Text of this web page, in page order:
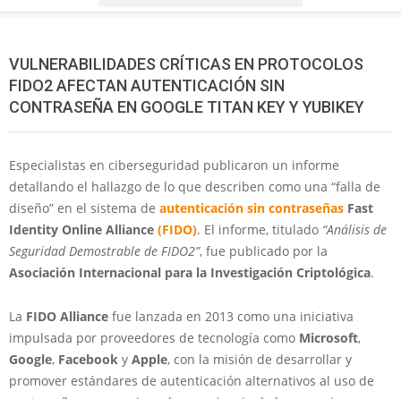
VULNERABILIDADES CRÍTICAS EN PROTOCOLOS
FIDO2 AFECTAN AUTENTICACIÓN SIN
CONTRASEÑA EN GOOGLE TITAN KEY Y YUBIKEY
Especialistas en ciberseguridad publicaron un informe
detallando el hallazgo de lo que describen como una “falla de
diseño” en el sistema de autenticación sin contraseñas Fast
Identity Online Alliance (FIDO). El informe, titulado “Análisis de
Seguridad Demostrable de FIDO2”, fue publicado por la
Asociación Internacional para la Investigación Criptológica.
La FIDO Alliance fue lanzada en 2013 como una iniciativa
impulsada por proveedores de tecnología como Microsoft,
Google, Facebook y Apple, con la misión de desarrollar y
promover estándares de autenticación alternativos al uso de